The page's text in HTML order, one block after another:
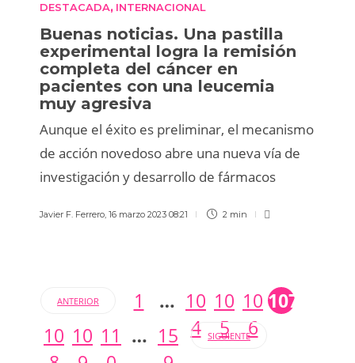
DESTACADA, INTERNACIONAL
Buenas noticias. Una pastilla
experimental logra la remisión
completa del cáncer en
pacientes con una leucemia
muy agresiva
Aunque el éxito es preliminar, el mecanismo
de acción novedoso abre una nueva vía de
investigación y desarrollo de fármacos
Javier F. Ferrero, 16 marzo 2023 08:21 2 min
ANTERIOR 1 … 10
4
10
5
10
6
107
10 10 11 … 15
SIGUIENTE